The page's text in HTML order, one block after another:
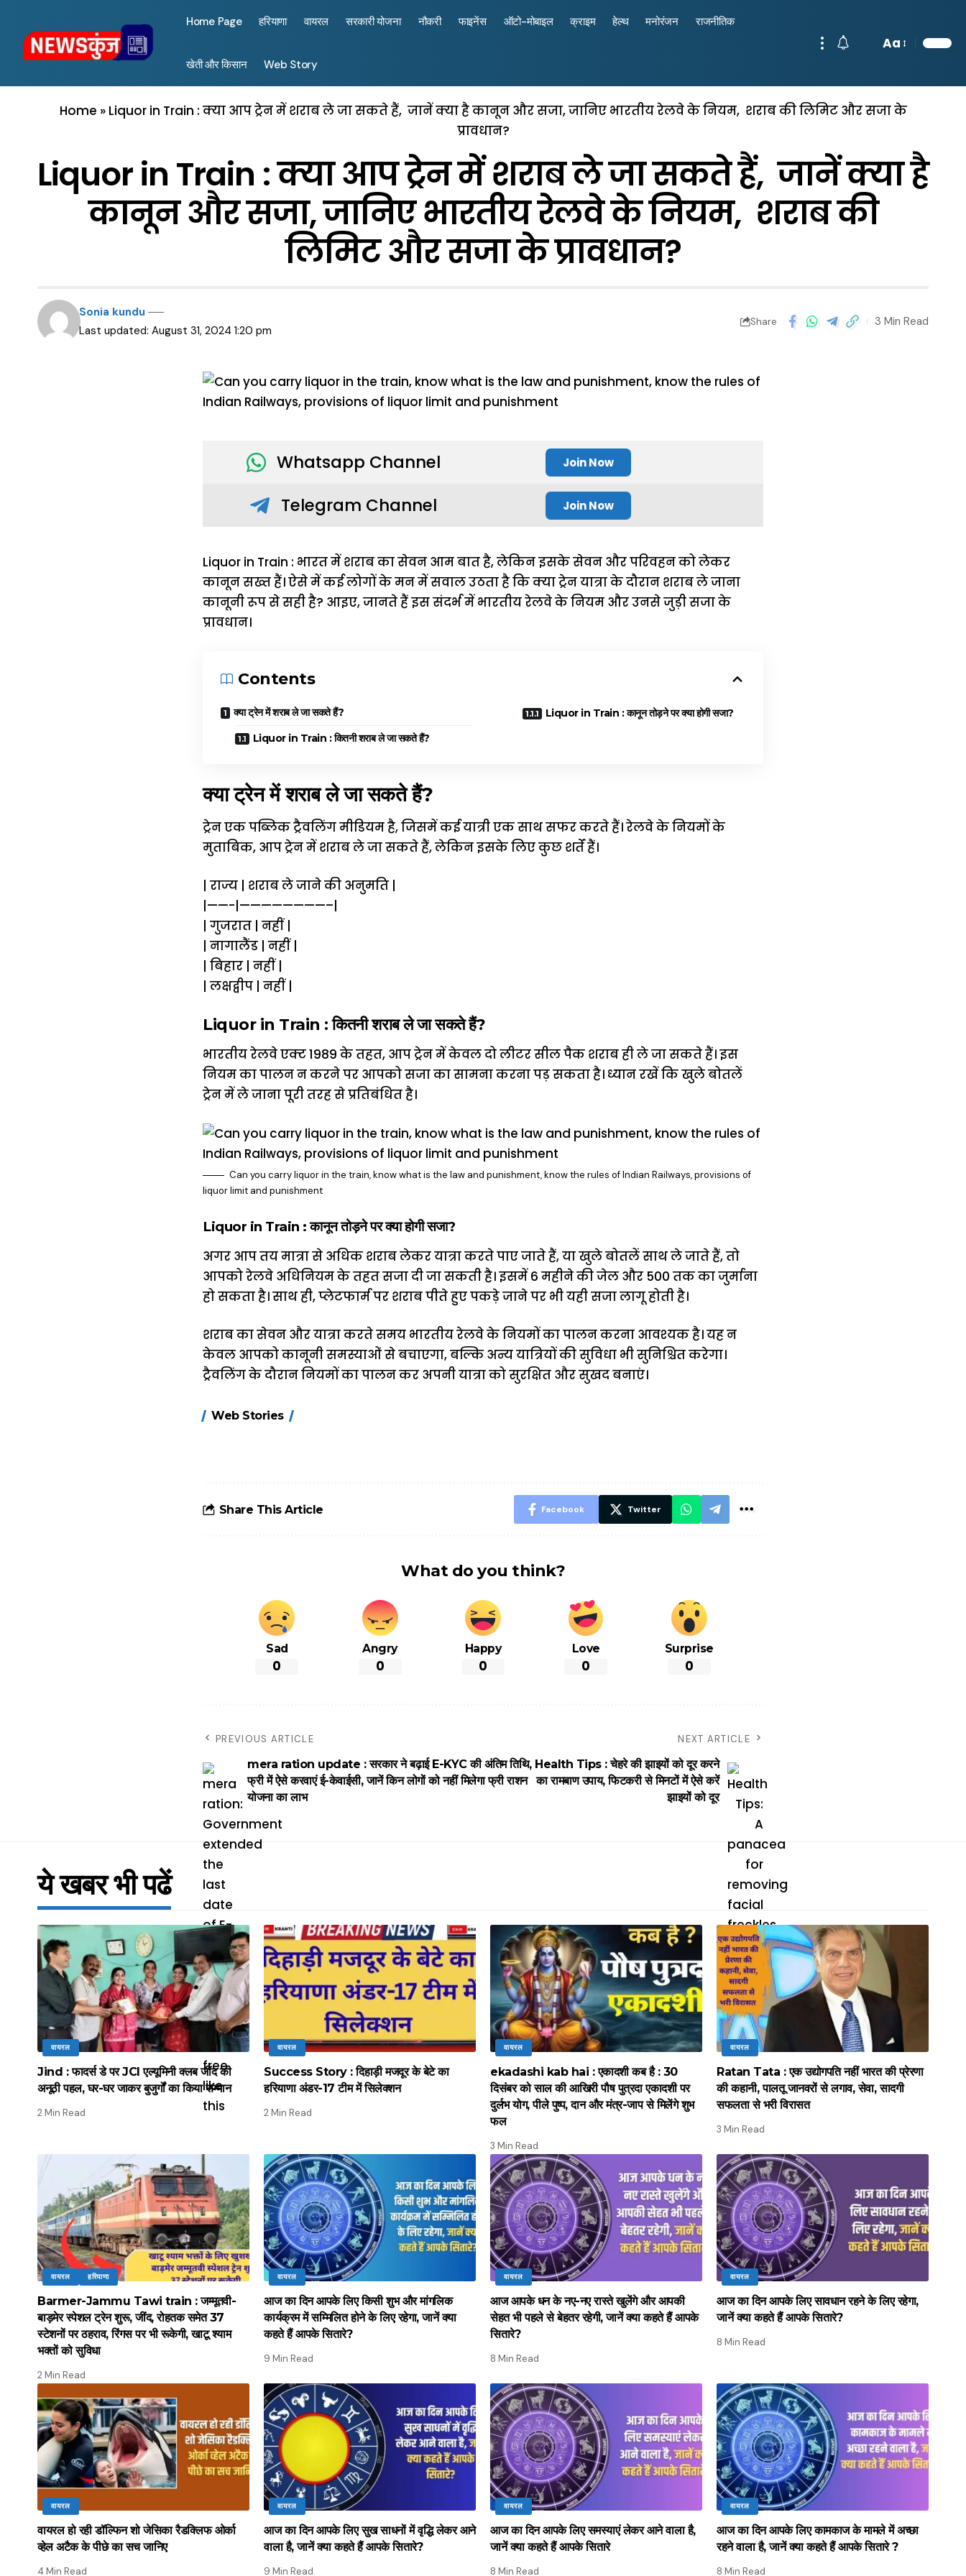
Home Page हरियाणा वायरल सरकारी योजना नौकरी फाइनेंस ऑटो-मोबाइल क्राइम हेल्थ मनोरंजन राजनीतिक
खेती और किसान Web Story
Aa
Home » Liquor in Train : क्या आप ट्रेन में शराब ले जा सकते हैं, जानें क्या है कानून और सजा, जानिए भारतीय रेलवे के नियम, शराब की लिमिट और सजा के
प्रावधान?
Liquor in Train : क्या आप ट्रेन में शराब ले जा सकते हैं, जानें क्या है
कानून और सजा, जानिए भारतीय रेलवे के नियम, शराब की
लिमिट और सजा के प्रावधान?
Last updated: August 31, 2024 1:20 pm
Sonia kundu
Share 3 Min Read
Whatsapp Channel Join Now
Telegram Channel Join Now
Liquor in Train : भारत में शराब का सेवन आम बात है, लेकिन इसके सेवन और परिवहन को लेकर
कानून सख्त हैं। ऐसे में कई लोगों के मन में सवाल उठता है कि क्या ट्रेन यात्रा के दौरान शराब ले जाना
कानूनी रूप से सही है? आइए, जानते हैं इस संदर्भ में भारतीय रेलवे के नियम और उनसे जुड़ी सजा के
प्रावधान।
Contents
क्या ट्रेन में शराब ले जा सकते हैं?
Liquor in Train : कितनी शराब ले जा सकते हैं?
Liquor in Train : कानून तोड़ने पर क्या होगी सजा?
क्या ट्रेन में शराब ले जा सकते हैं?
ट्रेन एक पब्लिक ट्रैवलिंग मीडियम है, जिसमें कई यात्री एक साथ सफर करते हैं। रेलवे के नियमों के
मुताबिक, आप ट्रेन में शराब ले जा सकते हैं, लेकिन इसके लिए कुछ शर्तें हैं।
| राज्य | शराब ले जाने की अनुमति |
|——-|————————–|
| गुजरात | नहीं |
| नागालैंड | नहीं |
| बिहार | नहीं |
| लक्षद्वीप | नहीं |
Liquor in Train : कितनी शराब ले जा सकते हैं?
भारतीय रेलवे एक्ट 1989 के तहत, आप ट्रेन में केवल दो लीटर सील पैक शराब ही ले जा सकते हैं। इस
नियम का पालन न करने पर आपको सजा का सामना करना पड़ सकता है। ध्यान रखें कि खुले बोतलें
ट्रेन में ले जाना पूरी तरह से प्रतिबंधित है।
Can you carry liquor in the train, know what is the law and punishment, know the rules of Indian Railways, provisions of
liquor limit and punishment
Liquor in Train : कानून तोड़ने पर क्या होगी सजा?
अगर आप तय मात्रा से अधिक शराब लेकर यात्रा करते पाए जाते हैं, या खुले बोतलें साथ ले जाते हैं, तो
आपको रेलवे अधिनियम के तहत सजा दी जा सकती है। इसमें 6 महीने की जेल और ₹500 तक का जुर्माना
हो सकता है। साथ ही, प्लेटफार्म पर शराब पीते हुए पकड़े जाने पर भी यही सजा लागू होती है।
शराब का सेवन और यात्रा करते समय भारतीय रेलवे के नियमों का पालन करना आवश्यक है। यह न
केवल आपको कानूनी समस्याओं से बचाएगा, बल्कि अन्य यात्रियों की सुविधा भी सुनिश्चित करेगा।
ट्रैवलिंग के दौरान नियमों का पालन कर अपनी यात्रा को सुरक्षित और सुखद बनाएं।
Web Stories
होंगे FASTag के
आसान ट्रिक्स
निगरानी
Share This Article Facebook Twitter
What do you think?
Sad
0
Angry
0
Happy
0
Love
0
Surprise
0
PREVIOUS ARTICLE
mera ration update : सरकार ने बढ़ाई E-KYC की अंतिम तिथि,
फ्री में ऐसे करवाएं ई-केवाईसी, जानें किन लोगों को नहीं मिलेगा फ्री राशन
योजना का लाभ
NEXT ARTICLE
Health Tips : चेहरे की झाइयों को दूर करने
का रामबाण उपाय, फिटकरी से मिनटों में ऐसे करें
झाइयों को दूर
ये खबर भी पढें
वायरल
Jind : फादर्स डे पर JCI एल्यूमिनी क्लब जींद की
अनूठी पहल, घर-घर जाकर बुजुर्गों का किया सम्मान
2 Min Read
वायरल
Success Story : दिहाड़ी मजदूर के बेटे का
हरियाणा अंडर-17 टीम में सिलेक्शन
2 Min Read
वायरल
ekadashi kab hai : एकादशी कब है : 30
दिसंबर को साल की आखिरी पौष पुत्रदा एकादशी पर
दुर्लभ योग, पीले पुष्प, दान और मंत्र-जाप से मिलेंगे शुभ
फल
3 Min Read
वायरल
Ratan Tata : एक उद्योगपति नहीं भारत की प्रेरणा
की कहानी, पालतू जानवरों से लगाव, सेवा, सादगी
सफलता से भरी विरासत
3 Min Read
वायरल हरियाणा
Barmer-Jammu Tawi train : जम्मूतवी-
बाड़मेर स्पेशल ट्रेन शुरू, जींद, रोहतक समेत 37
स्टेशनों पर ठहराव, रिंगस पर भी रूकेगी, खाटू श्याम
भक्तों को सुविधा
2 Min Read
वायरल
आज का दिन आपके लिए किसी शुभ और मांगलिक
कार्यक्रम में सम्मिलित होने के लिए रहेगा, जानें क्या
कहते हैं आपके सितारे?
9 Min Read
वायरल
आज आपके धन के नए-नए रास्ते खुलेंगे और आपकी
सेहत भी पहले से बेहतर रहेगी, जानें क्या कहते हैं आपके
सितारे?
8 Min Read
वायरल
आज का दिन आपके लिए सावधान रहने के लिए रहेगा,
जानें क्या कहते हैं आपके सितारे?
8 Min Read
वायरल
वायरल हो रही डॉल्फिन शो जेसिका रैडक्लिफ ओर्का
व्हेल अटैक के पीछे का सच जानिए
4 Min Read
वायरल
आज का दिन आपके लिए सुख साधनों में वृद्धि लेकर आने
वाला है, जानें क्या कहते हैं आपके सितारे?
9 Min Read
वायरल
आज का दिन आपके लिए समस्याएं लेकर आने वाला है,
जानें क्या कहते हैं आपके सितारे
8 Min Read
वायरल
आज का दिन आपके लिए कामकाज के मामले में अच्छा
रहने वाला है, जानें क्या कहते हैं आपके सितारे ?
8 Min Read